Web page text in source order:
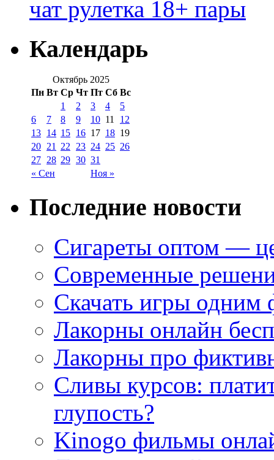
чат рулетка 18+ пары
Календарь
Октябрь 2025
Пн Вт Ср Чт Пт Сб Вс
« Сен Ноя »
1 2 3 4
5
6
7 8 9 10 11
12
13 14 15 16 17 18 19
20 21 22 23 24 25 26
27 28 29 30 31
Последние новости
Сигареты оптом —
Современные
Скачать игры одним
Лакорны онлайн
Лакорны про
Сливы курсов:
глупость?
Kinogo фильмы